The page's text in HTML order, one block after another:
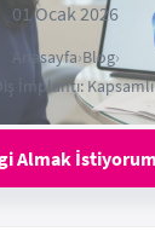
01 Ocak 2026
Anasayfa›Blog›
İmplantı:
Almak İstiyorum